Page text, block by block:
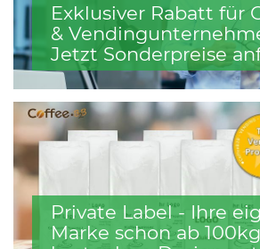
Exklusiver Rabatt für
&
Jetzt Sonderpreise
Private Label - Ihre
Marke schon ab